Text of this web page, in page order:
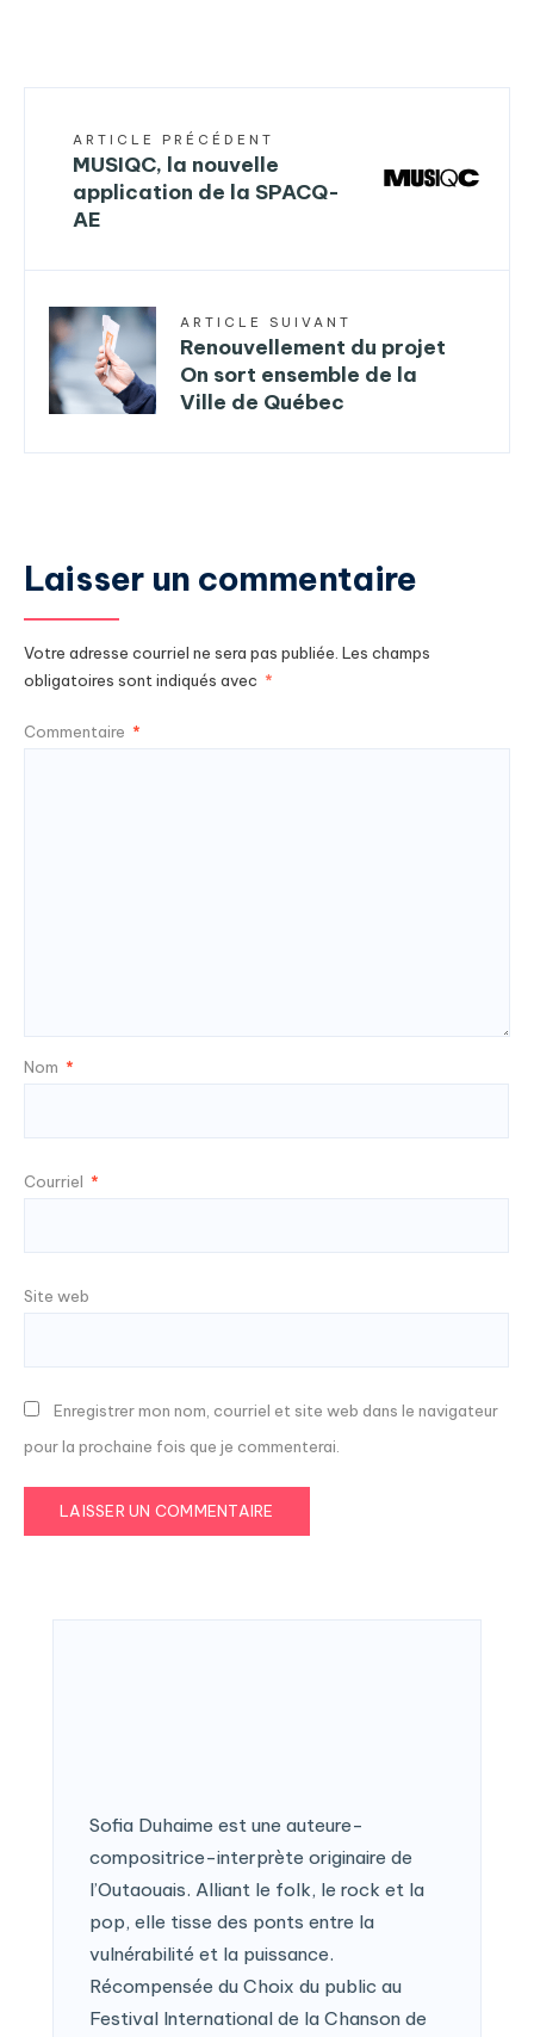
ARTICLE PRÉCÉDENT
MUSIQC, la nouvelle
application de la SPACQ-
AE
ARTICLE SUIVANT
Renouvellement du projet
On sort ensemble de la
Ville de Québec
Laisser un commentaire
Votre adresse courriel ne sera pas publiée. Les champs
obligatoires sont indiqués avec *
Commentaire *
Nom *
Courriel *
Site web
Enregistrer mon nom, courriel et site web dans le navigateur
pour la prochaine fois que je commenterai.
Sofia Duhaime est une auteure-
compositrice-interprète originaire de
l’Outaouais. Alliant le folk, le rock et la
pop, elle tisse des ponts entre la
vulnérabilité et la puissance.
Récompensée du Choix du public au
Festival International de la Chanson de